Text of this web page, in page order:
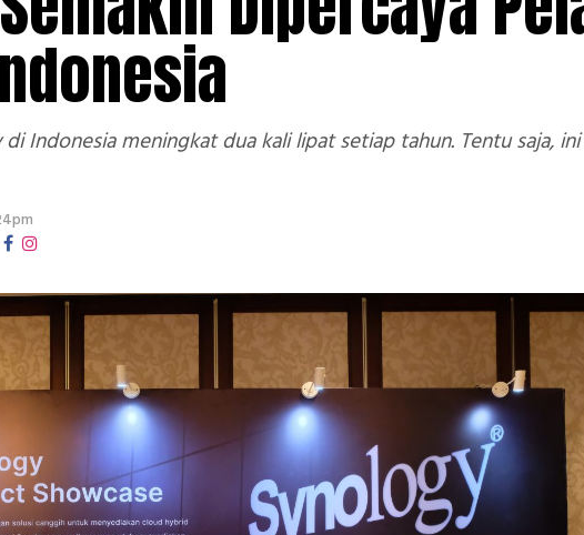
Indonesia meningkat dua kali lipat setiap tahun. Tentu saja,